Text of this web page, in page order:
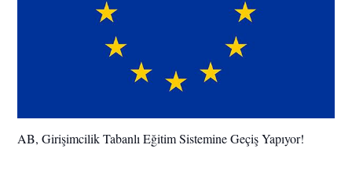
AB, Girişimcilik Tabanlı Eğitim Sistemine Geçiş Yapıyor!